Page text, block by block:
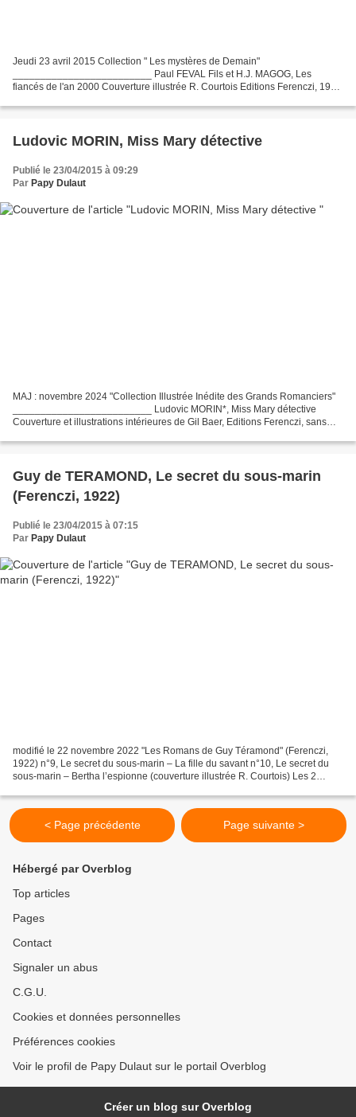
Jeudi 23 avril 2015 Collection " Les mystères de Demain"
_________________________ Paul FEVAL Fils et H.J. MAGOG, Les
fiancés de l'an 2000 Couverture illustrée R. Courtois Editions Ferenczi, 1922
Ludovic MORIN, Miss Mary détective
Publié le 23/04/2015 à 09:29
Par Papy Dulaut
MAJ : novembre 2024 "Collection Illustrée Inédite des Grands Romanciers"
_________________________ Ludovic MORIN*, Miss Mary détective
Couverture et illustrations intérieures de Gil Baer, Editions Ferenczi, sans
Guy de TERAMOND, Le secret du sous-marin
(Ferenczi, 1922)
Publié le 23/04/2015 à 07:15
Par Papy Dulaut
modifié le 22 novembre 2022 "Les Romans de Guy Téramond" (Ferenczi,
1922) n°9, Le secret du sous-marin – La fille du savant n°10, Le secret du
sous-marin – Bertha l’espionne (couverture illustrée R. Courtois) Les 2
< Page précédente Page suivante >
Hébergé par Overblog
Top articles
Pages
Contact
Signaler un abus
C.G.U.
Cookies et données personnelles
Préférences cookies
Voir le profil de Papy Dulaut sur le portail Overblog
Créer un blog sur Overblog